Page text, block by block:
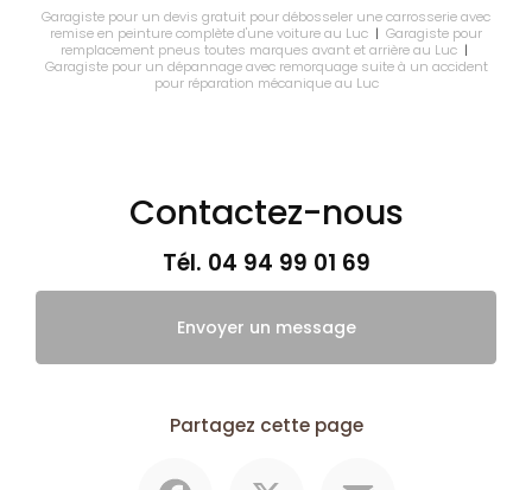
Garagiste pour un devis gratuit pour débosseler une carrosserie avec
remise en peinture complète d'une voiture au Luc | Garagiste pour
remplacement pneus toutes marques avant et arrière au Luc |
Garagiste pour un dépannage avec remorquage suite à un accident
pour réparation mécanique au Luc
Contactez-nous
Tél. 04 94 99 01 69
Envoyer un message
Partagez cette page